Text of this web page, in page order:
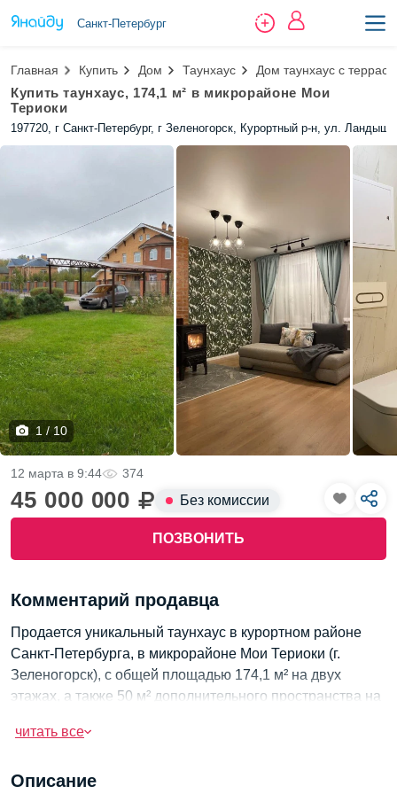
Санкт-Петербург
Главная Купить Дом Таунхаус Дом таунхаус с
Купить таунхаус, 174,1 м² в микрорайоне Мои
Териоки
197720, г Санкт-Петербург, г Зеленогорск, Курортный р-н, ул.
1 / 10
45 000 000 Без комиссии
ПОЗВОНИТЬ
12 марта в 9:44 374
Описание
Комментарий продавца
Продается уникальный таунхаус в курортном районе
Санкт-Петербурга, в микрорайоне Мои Териоки (г.
Зеленогорск), с общей площадью 174,1 м² на двух
этажах, а также 50 м² дополнительного пространства на
выполнен качественный дизайнерский ремонт, все
включая водяные теплые полы, отопление от
читать все